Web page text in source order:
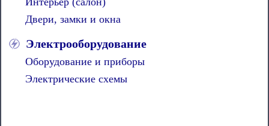
Двери, замки и окна
Электрооборудование
Оборудование и приборы
Электрические схемы